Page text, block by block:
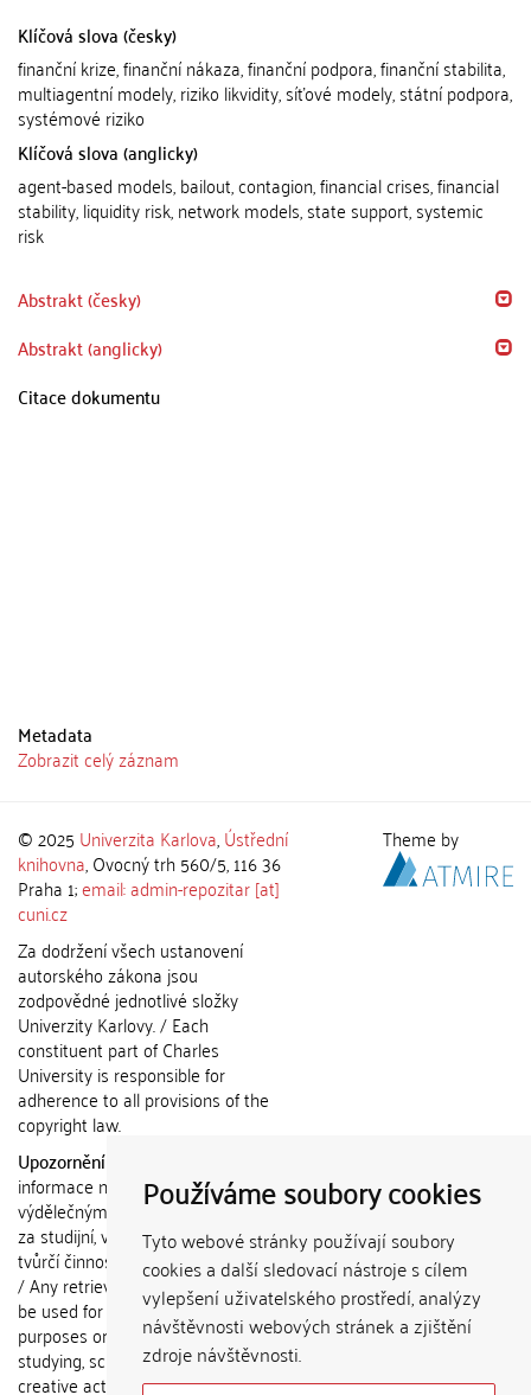
Používáme soubory cookies
Tyto webové stránky používají soubory
cookies a další sledovací nástroje s cílem
vylepšení uživatelského prostředí, analýzy
návštěvnosti webových stránek a zjištění
zdroje návštěvnosti.
Klíčová slova (česky)
finanční krize, finanční nákaza, finanční podpora, finanční stabilita,
multiagentní modely, riziko likvidity, síťové modely, státní podpora,
systémové riziko
Klíčová slova (anglicky)
agent-based models, bailout, contagion, financial crises, financial
stability, liquidity risk, network models, state support, systemic
risk
Abstrakt (česky)
Abstrakt (anglicky)
Citace dokumentu
Metadata
Zobrazit celý záznam
© 2025 Univerzita Karlova,Ústřední
knihovna, Ovocný trh 560/5, 116 36
Praha 1;email: admin-repozitar [at]
cuni.cz
Za dodržení všech ustanovení
autorského zákona jsou
zodpovědné jednotlivé složky
Univerzity Karlovy. / Each
constituent part of Charles
University is responsible for
adherence to all provisions of the
copyright law.
Upozornění / Notice:
informace nemohou být použity k
výdělečným účelům nebo vydávány
za studijní, vědeckou nebo jinou
tvůrčí činnost jiné osoby než autora.
/ Any retrieved information shall not
be used for any commercial
purposes or claimed as results of
studying, scientific or any other
creative activities of any person
Theme by